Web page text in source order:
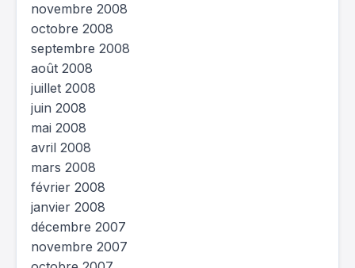
novembre 2008
octobre 2008
septembre 2008
août 2008
juillet 2008
juin 2008
mai 2008
avril 2008
mars 2008
février 2008
janvier 2008
décembre 2007
novembre 2007